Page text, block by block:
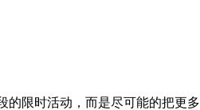
限时活动，而是尽可能的把更